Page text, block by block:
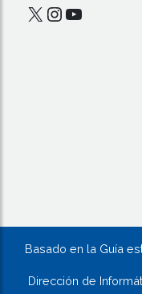
X Instagram
YouTube
Basado en la Guía
Dirección de